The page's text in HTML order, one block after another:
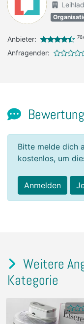
Anbieter:
Anfragender:
Bitte melde dich
kostenlos, um
Anmelden
Weitere
Kategorie